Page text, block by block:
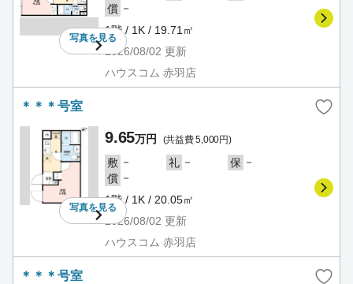
写真を見る
償 －
1階 / 1K / 19.71㎡
2026/08/02 更新
ハウスコム 赤羽店
＊＊＊号室
写真を見る
9.65万円 (共益費 5,000円)
敷 － 礼 － 保 －
償 －
1階 / 1K / 20.05㎡
2026/08/02 更新
ハウスコム 赤羽店
＊＊＊号室